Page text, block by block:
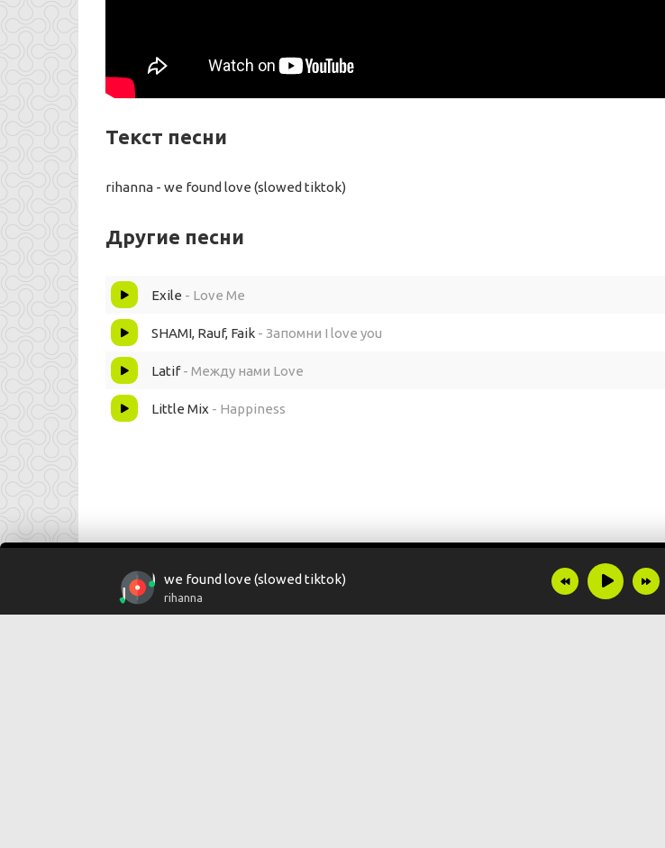
Текст песни
rihanna - we found love (slowed tiktok)
Другие песни
Exile - Love Me
SHAMI, Rauf, Faik - Запомни I love you
Latif - Между нами Love
Little Mix - Happiness
we found love (slowed tiktok)
rihanna